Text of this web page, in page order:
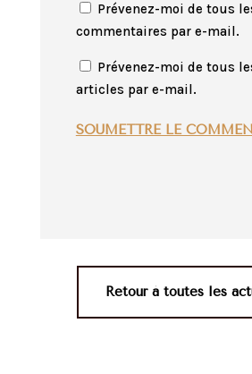
Prévenez-moi de tous
commentaires par e-mail.
Prévenez-moi de tous
articles par e-mail.
SOUMETTRE LE
Retour à toutes les